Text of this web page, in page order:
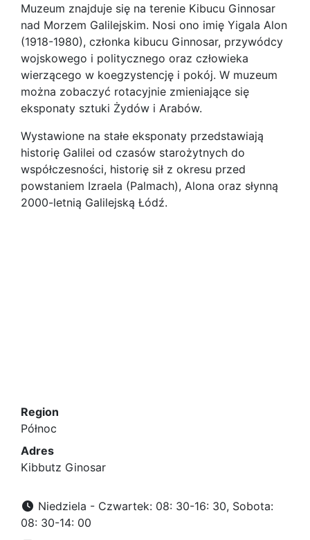
Muzeum znajduje się na terenie Kibucu Ginnosar
nad Morzem Galilejskim. Nosi ono imię Yigala Alon
(1918-1980), członka kibucu Ginnosar, przywódcy
wojskowego i politycznego oraz człowieka
wierzącego w koegzystencję i pokój. W muzeum
można zobaczyć rotacyjnie zmieniające się
eksponaty sztuki Żydów i Arabów.
Wystawione na stałe eksponaty przedstawiają
historię Galilei od czasów starożytnych do
współczesności, historię sił z okresu przed
powstaniem Izraela (Palmach), Alona oraz słynną
2000-letnią ‎‎Galilejską Łódź.
Region
Północ
Adres
Kibbutz Ginosar
Niedziela - Czwartek: 08: 30-16: 30, Sobota:
08: 30-14: 00